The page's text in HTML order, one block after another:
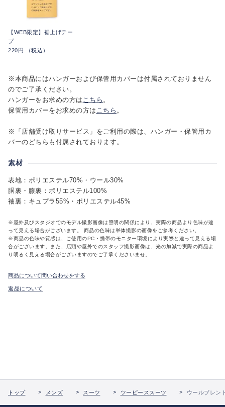
【WEB限定】裾上げテー
プ
220円 （税込）
※本商品にはハンガーおよび保管用カバーは付属されておりません
のでご了承ください。
ハンガーをお求めの方は こちら 。
保管用カバーをお求めの方は こちら 。
※「店舗受け取りサービス」をご利用の際は、ハンガー・保管用カ
バーのどちらも付属されております。
素材
表地：ポリエステル70%・ウール30%
胴裏・膝裏：ポリエステル100%
袖裏：キュプラ55%・ポリエステル45%
※屋外及びスタジオでのモデル撮影画像は照明の関係により、実際の商品より色味が違
って見える場合がございます。 商品の色味は単体撮影の画像をご参考ください。
※商品の色味や質感は、ご使用のPC・携帯のモニター環境により実際と違って見える場
合がございます。また、店頭や屋外でのスタッフ撮影画像は、光の加減で実際の商品よ
り明るく見える場合がございますのでご了承くださいませ。
商品について問い合わせをする
返品について
トップ メンズ スーツ ツーピーススーツ ウールブレン